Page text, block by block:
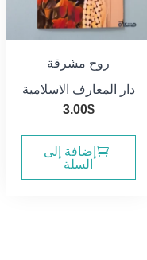
روح مشرقة
دار المعارف الاسلامية
3.00$
إضافة إلى
السلة